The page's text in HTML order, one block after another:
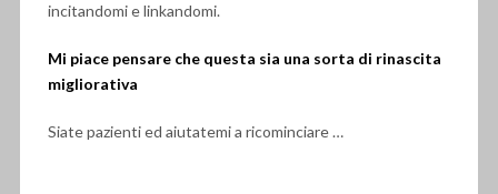
incitandomi e linkandomi.
Mi piace pensare che questa sia una sorta di rinascita
migliorativa
Siate pazienti ed aiutatemi a ricominciare …